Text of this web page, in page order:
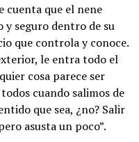
cuenta que el nene
y seguro dentro de su
que controla y conoce.
le entra todo el
cosa parece ser
cuando salimos de
que sea, ¿no? Salir
asusta un poco”.